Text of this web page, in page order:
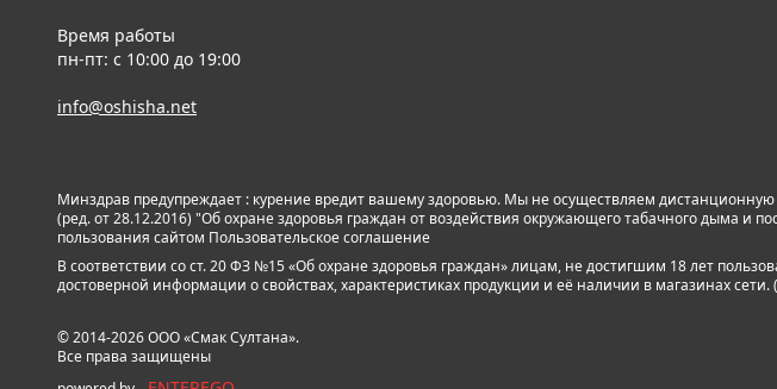
Время работы
пн-пт: с 10:00 до 19:00
info@oshisha.net
Минздрав предупреждает : курение вредит вашему здоровью. Мы не осуществляем
(ред. от 28.12.2016) "Об охране здоровья граждан от воздействия окружающего табачного дыма и
пользования сайтом Пользовательское соглашение
В соответствии со ст. 20 ФЗ №15 «Об охране здоровья граждан» лицам, не достигшим 18 лет
достоверной информации о свойствах, характеристиках продукции и её наличии в магазинах
© 2014-2026 ООО «Смак Султана».
Все права защищены